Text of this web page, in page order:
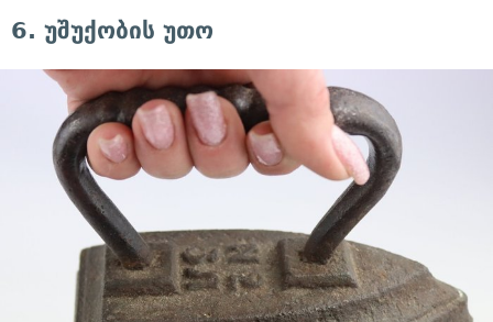
6. უშუქობის უთო